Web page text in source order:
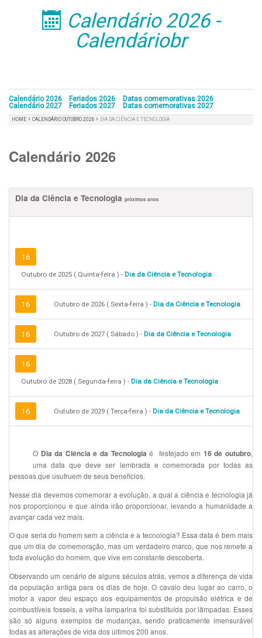
󰁣 Calendário 2026 -
Calendáriobr
Calendário 2026 Feriados 2026
Datas comemorativas 2026
Calendário 2027
Feriados 2027 Datas comemorativas 2027
HOME › CALENDÁRIO OUTUBRO 2026 › DIA DA CIÊNCIA E TECNOLOGIA
Calendário 2026
Dia da Ciência e Tecnologia próximos anos
16
Outubro de 2025 ( Quinta-feira ) - Dia da Ciência e Tecnologia
16 Outubro de 2026 ( Sexta-feira ) - Dia da Ciência e Tecnologia
16 Outubro de 2027 ( Sábado ) - Dia da Ciência e Tecnologia
16
Outubro de 2028 ( Segunda-feira ) - Dia da Ciência e Tecnologia
16 Outubro de 2029 ( Terça-feira ) - Dia da Ciência e Tecnologia
O Dia da Ciência e da Tecnologia é festejado em 16 de outubro,
uma data que deve ser lembrada e comemorada por todas as
pessoas que usufruem de seus benefícios.
Nesse dia devemos comemorar a evolução, a qual a ciência e tecnologia já
nos proporcionou e que ainda irão proporcionar, levando a humanidade a
avançar cada vez mais.
O que seria do homem sem a ciência e a tecnologia? Essa data é bem mais
que um dia de comemoração, mas um verdadeiro marco, que nos remete a
toda evolução do homem, que vive em constante descoberta.
Observando um cenário de alguns séculos atrás, vemos a diferença de vida
da população antiga para os dias de hoje. O cavalo deu lugar ao carro, o
motor a vapor deu espaço aos equipamentos de propulsão elétrica e de
combustíveis fosseis, a velha lamparina foi substituída por lâmpadas. Esses
são só alguns exemplos de mudanças, sendo praticamente imensurável
todas as alterações de vida dos últimos 200 anos.